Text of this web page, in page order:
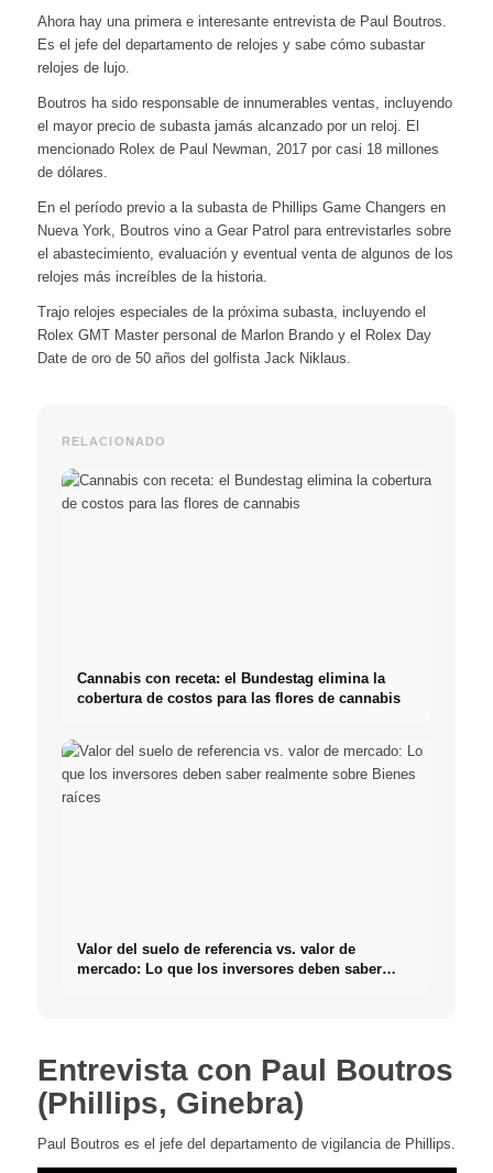
Ahora hay una primera e interesante entrevista de Paul Boutros.
Es el jefe del departamento de relojes y sabe cómo subastar
relojes de lujo.
Boutros ha sido responsable de innumerables ventas, incluyendo
el mayor precio de subasta jamás alcanzado por un reloj. El
mencionado Rolex de Paul Newman, 2017 por casi 18 millones
de dólares.
En el período previo a la subasta de Phillips Game Changers en
Nueva York, Boutros vino a Gear Patrol para entrevistarles sobre
el abastecimiento, evaluación y eventual venta de algunos de los
relojes más increíbles de la historia.
Trajo relojes especiales de la próxima subasta, incluyendo el
Rolex GMT Master personal de Marlon Brando y el Rolex Day
Date de oro de 50 años del golfista Jack Niklaus.
RELACIONADO
Cannabis con receta: el Bundestag elimina la
cobertura de costos para las flores de cannabis
Valor del suelo de referencia vs. valor de
mercado: Lo que los inversores deben saber
Entrevista con Paul Boutros
(Phillips, Ginebra)
Paul Boutros es el jefe del departamento de vigilancia de Phillips.